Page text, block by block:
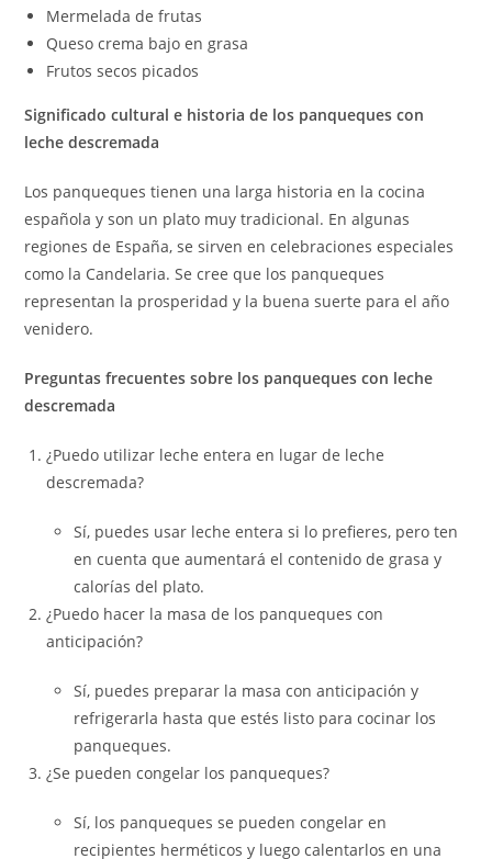
Mermelada de frutas
Queso crema bajo en grasa
Frutos secos picados
Significado cultural e historia de los panqueques con
leche descremada
Los panqueques tienen una larga historia en la cocina
española y son un plato muy tradicional. En algunas
regiones de España, se sirven en celebraciones especiales
como la Candelaria. Se cree que los panqueques
representan la prosperidad y la buena suerte para el año
venidero.
Preguntas frecuentes sobre los panqueques con leche
descremada
¿Puedo utilizar leche entera en lugar de leche
descremada?
Sí, puedes usar leche entera si lo prefieres, pero ten
en cuenta que aumentará el contenido de grasa y
calorías del plato.
¿Puedo hacer la masa de los panqueques con
anticipación?
Sí, puedes preparar la masa con anticipación y
refrigerarla hasta que estés listo para cocinar los
panqueques.
¿Se pueden congelar los panqueques?
Sí, los panqueques se pueden congelar en
recipientes herméticos y luego calentarlos en una